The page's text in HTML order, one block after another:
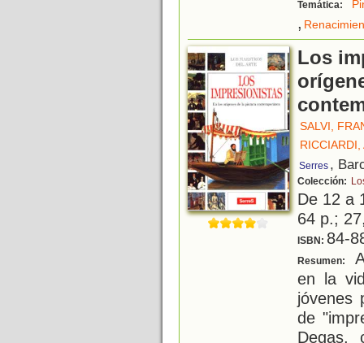
Temática:
,
Los
SALVI,
RICCIARDI,
Serres ,
Colección:
De 12 a
64 p.;
ISBN: 84-
Resumen:
en la
jóvenes
de
Degas,